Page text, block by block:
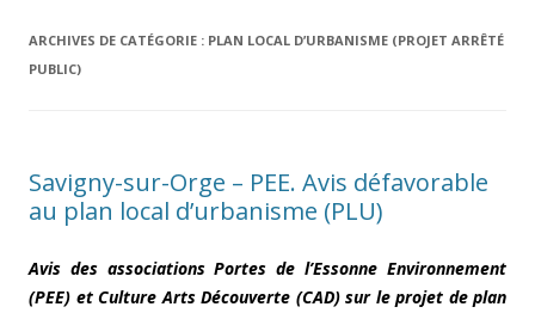
ARCHIVES DE CATÉGORIE : PLAN LOCAL D’URBANISME (PROJET ARRÊTÉ
PUBLIC)
Savigny-sur-Orge – PEE. Avis défavorable
au plan local d’urbanisme (PLU)
Avis des associations Portes de l’Essonne Environnement
(PEE) et Culture Arts Découverte (CAD) sur le projet de plan